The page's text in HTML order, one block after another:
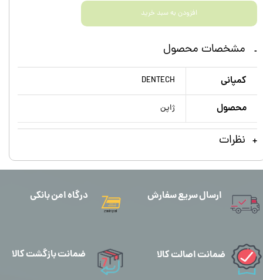
افزودن به سبد خرید
مشخصات محصول
کمپانی DENTECH
محصول ژاپن
نظرات
ارسال سریع سفارش درگاه امن بانکی
ضمانت اصالت کالا ضمانت بازگشت کالا